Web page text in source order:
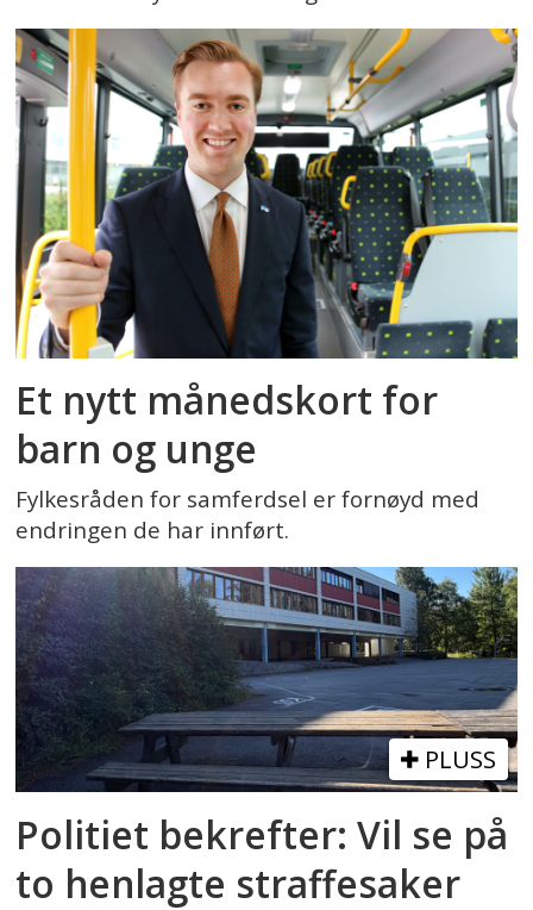
Et nytt månedskort for
barn og unge
Fylkesråden for samferdsel er fornøyd med
endringen de har innført.
PLUSS
Politiet bekrefter: Vil se på
to henlagte straffesaker